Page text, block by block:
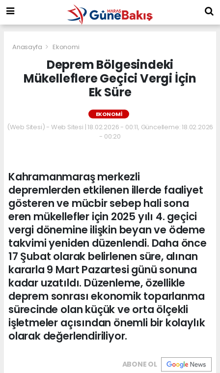
Anasayfa Ekonomi
Deprem Bölgesindeki
Mükelleflere Geçici Vergi İçin
Ek Süre
EKONOMI
(Web Sitesi) - Web Sitesi | 18.02.2026 - 00:11, Güncelleme: 18.02.2026
- 00:20
Kahramanmaraş merkezli
depremlerden etkilenen illerde faaliyet
gösteren ve mücbir sebep hali sona
eren mükellefler için 2025 yılı 4. geçici
vergi dönemine ilişkin beyan ve ödeme
takvimi yeniden düzenlendi. Daha önce
17 Şubat olarak belirlenen süre, alınan
kararla 9 Mart Pazartesi günü sonuna
kadar uzatıldı. Düzenleme, özellikle
deprem sonrası ekonomik toparlanma
sürecinde olan küçük ve orta ölçekli
işletmeler açısından önemli bir kolaylık
olarak değerlendiriliyor.
ABONE OL